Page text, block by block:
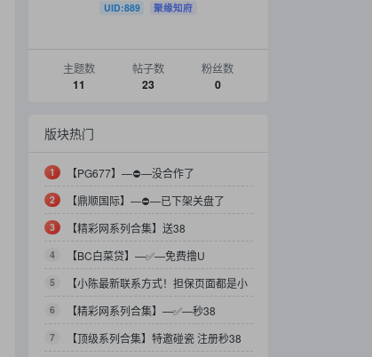
UID:889 聚缘知府
主题数
11
帖子数
23
粉丝数
0
版块热门
1 【PG677】—⛔️—没合作了
2 【鼎顺国际】—⛔️—已下架关盘了
3 【精彩网系列合集】送38
4 【BC白菜贷】—✅—免费撸U
5
【小陈最新联系方式！担保页面都是小
陈的台子！】
6 【精彩网系列合集】—✅—秒38
7 【顶级系列合集】特邀碰瓷 注册秒38